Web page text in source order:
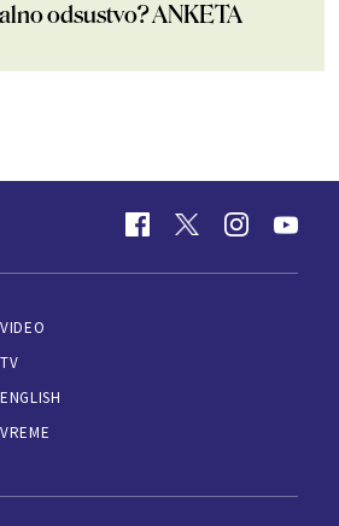
odsustvo? ANKETA
VIDEO
TV
ENGLISH
VREME